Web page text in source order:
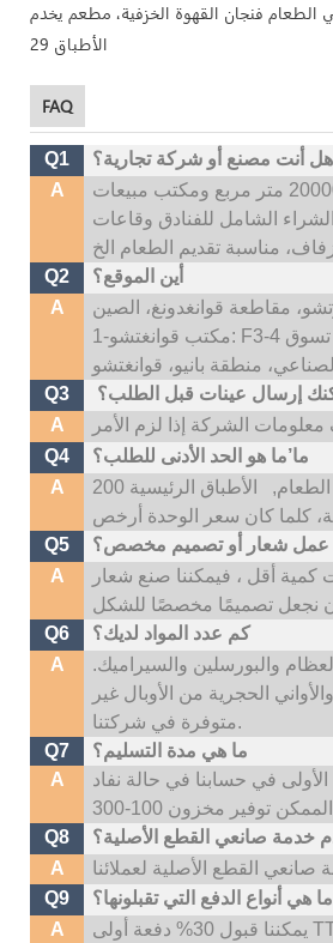
FAQ
Q1
هل أنت مصنع أو شركة تجارية؟
A
نحن شركة تصنيع أدوات المائدة الخزفية. يقع مصنعنا في تشاوتشو بمساحة 20000 متر مربع ومكتب مبيعات
الشامل للفنادق وقاعات
Q2
أين الموقع؟
A
Q3
إرسال عينات قبل الطلب؟
A
Q4
ما’ما هو الحد الأدنى للطلب؟
A
الأطباق الرئيسية 200
Q5
عمل شعار أو تصميم مخصص؟
A
مع ملحقات طاولة ذات كمية أقل ، فيمكننا صنع شعار
Q6
كم عدد المواد لديك؟
A
والبورسلين والسيراميك.
الحجرية من الأوبال غير
متوفرة في شركتنا.
Q7
ما هي مدة التسليم؟
A
يومًا بعد استلام الدفعة الأولى في حسابنا في حالة نفاد
Q8
A
Q9
ما هي أنواع الدفع التي تقبلونها؟
A
يمكننا قبول 30% دفعة أولى TT قبل الإنتاج، 70% رصيد TT قبل التسليم؛ إذا كنت بحاجة إلى شعار مخصص،